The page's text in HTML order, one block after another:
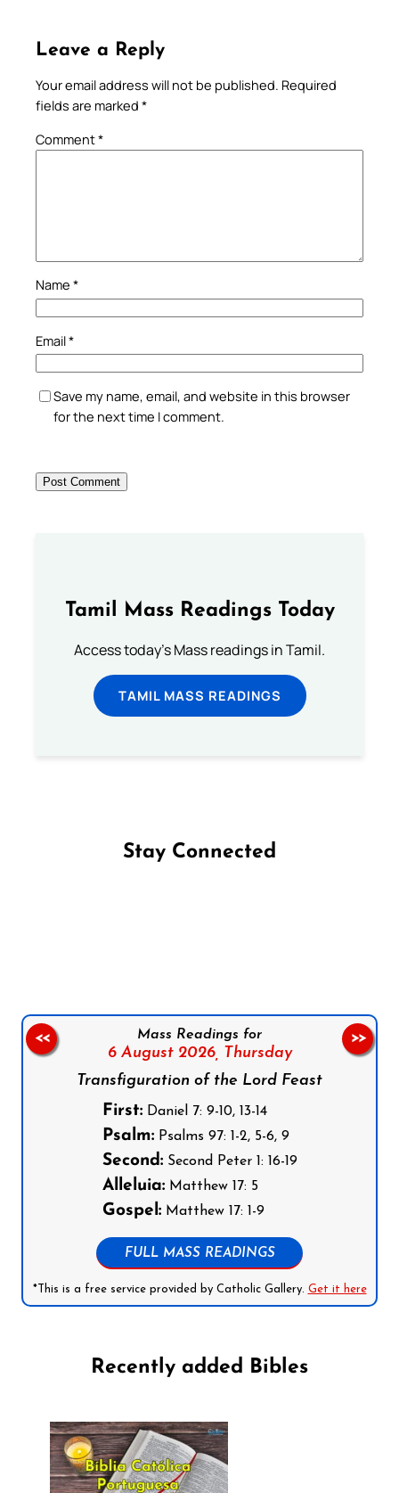
Leave a Reply
Your email address will not be published. Required
fields are marked *
Comment*
Name *
Email*
Save my name, email, and website in this browser
for the next time I comment.
Tamil Mass Readings Today
Access today's Mass readings in Tamil.
TAMIL MASS READINGS
Stay Connected
Mass Readings for
6 August 2026, Thursday
Transfiguration of the Lord Feast
First:Daniel 7: 9-10, 13-14
Psalm:Psalms 97: 1-2, 5-6, 9
Second:Second Peter 1: 16-19
Alleluia:Matthew 17: 5
Gospel:Matthew 17: 1-9
FULL MASS READINGS
*This is a free service provided by Catholic Gallery. Get it here
<< >>
Recently added Bibles